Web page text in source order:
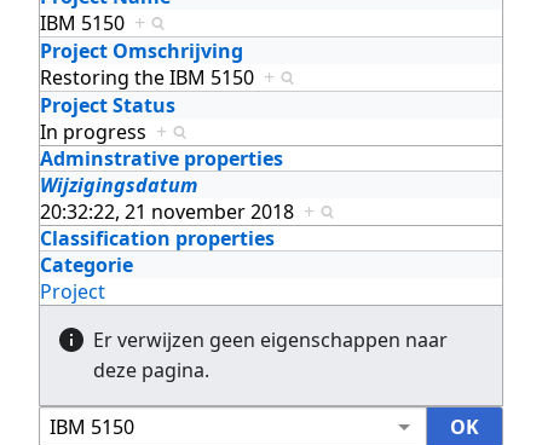
IBM 5150 +
Project Omschrijving
Restoring the IBM 5150 +
Project Status
In progress +
Adminstrative properties
Wijzigingsdatum
20:32:22, 21 november 2018 +
Classification properties
Categorie
Project
Er verwijzen geen eigenschappen naar
deze pagina.